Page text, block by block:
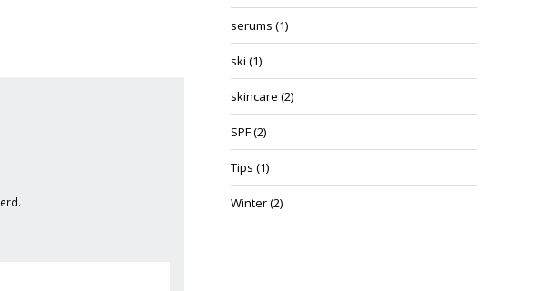
serums (1)
ski (1)
skincare (2)
SPF(2)
Tips (1)
Winter(2)